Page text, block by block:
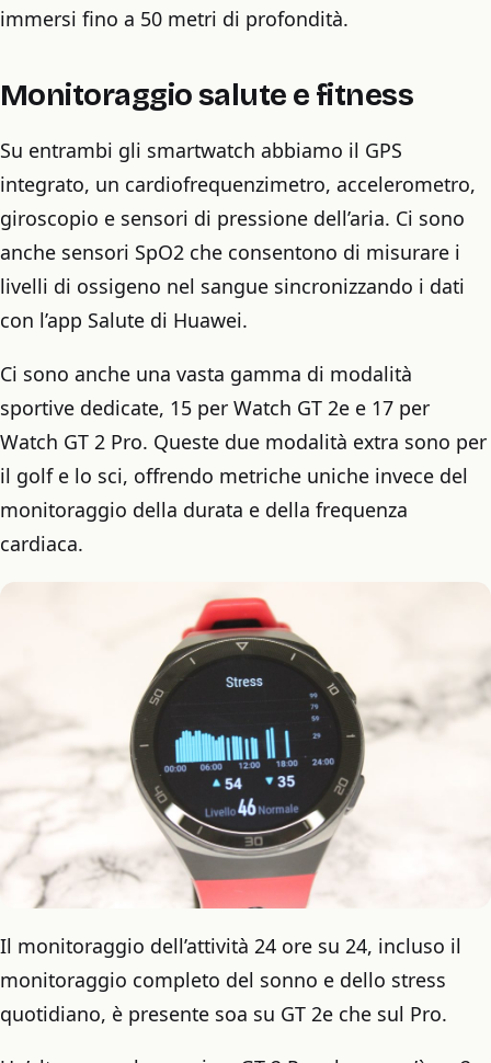
immersi fino a 50 metri di profondità.
Monitoraggio salute e fitness
Su entrambi gli smartwatch abbiamo il GPS
integrato, un cardiofrequenzimetro, accelerometro,
giroscopio e sensori di pressione dell’aria. Ci sono
anche sensori SpO2 che consentono di misurare i
livelli di ossigeno nel sangue sincronizzando i dati
con l’app Salute di Huawei.
Ci sono anche una vasta gamma di modalità
sportive dedicate, 15 per Watch GT 2e e 17 per
Watch GT 2 Pro. Queste due modalità extra sono per
il golf e lo sci, offrendo metriche uniche invece del
monitoraggio della durata e della frequenza
cardiaca.
Il monitoraggio dell’attività 24 ore su 24, incluso il
monitoraggio completo del sonno e dello stress
quotidiano, è presente soa su GT 2e che sul Pro.